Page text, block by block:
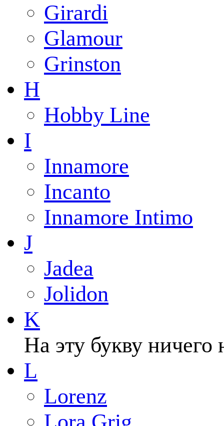
Girardi
Glamour
Grinston
H
Hobby Line
I
Innamore
Incanto
Innamore Intimo
J
Jadea
Jolidon
K
На эту букву ничего
L
Lorenz